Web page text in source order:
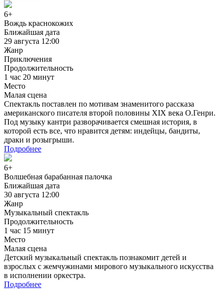
6+
Вождь краснокожих
Ближайшая дата
29 августа 12:00
Жанр
Приключения
Продолжительность
1 час 20 минут
Место
Малая сцена
Спектакль поставлен по мотивам знаменитого рассказа
американского писателя второй половины XIX века О.Генри.
Под музыку кантри разворачивается смешная история, в
которой есть все, что нравится детям: индейцы, бандиты,
драки и розыгрыши.
Подробнее
6+
Волшебная барабанная палочка
Ближайшая дата
30 августа 12:00
Жанр
Музыкальный спектакль
Продолжительность
1 час 15 минут
Место
Малая сцена
Детский музыкальный спектакль познакомит детей и
взрослых с жемчужинами мирового музыкального искусства
в исполнении оркестра.
Подробнее